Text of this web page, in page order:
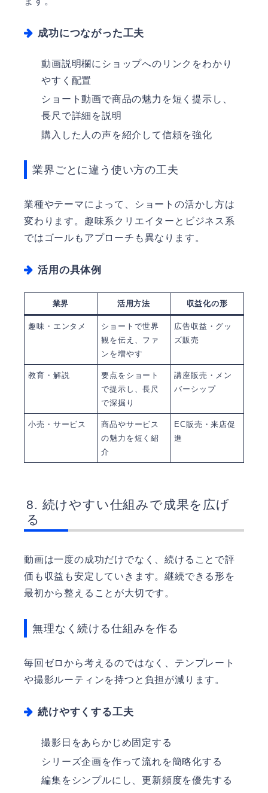
成功につながった工夫
動画説明欄にショップへのリンクをわかり
やすく配置
ショート動画で商品の魅力を短く提示し、
長尺で詳細を説明
購入した人の声を紹介して信頼を強化
業界ごとに違う使い方の工夫
業種やテーマによって、ショートの活かし方は
変わります。趣味系クリエイターとビジネス系
ではゴールもアプローチも異なります。
活用の具体例
業界 活用方法 収益化の形
趣味・エンタメ
ショートで世界
観を伝え、ファ
ンを増やす
広告収益・グッ
ズ販売
教育・解説
要点をショート
で提示し、長尺
で深掘り
講座販売・メン
バーシップ
小売・サービス
商品やサービス
の魅力を短く紹
介
EC販売・来店促
進
続けやすい仕組みで成果を広げ
る
動画は一度の成功だけでなく、続けることで評
価も収益も安定していきます。継続できる形を
最初から整えることが大切です。
無理なく続ける仕組みを作る
毎回ゼロから考えるのではなく、テンプレート
や撮影ルーティンを持つと負担が減ります。
続けやすくする工夫
撮影日をあらかじめ固定する
シリーズ企画を作って流れを簡略化する
編集をシンプルにし、更新頻度を優先する